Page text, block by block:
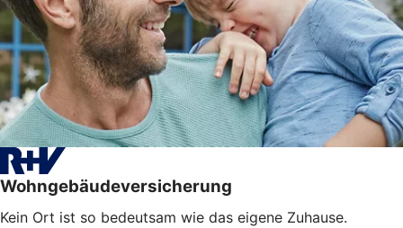
Wohngebäudeversicherung
Kein Ort ist so bedeutsam wie das eigene Zuhause.